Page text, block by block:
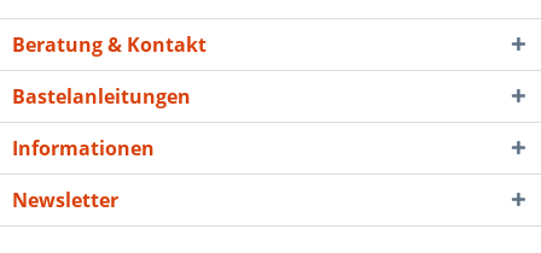
Beratung & Kontakt
Bastelanleitungen
Informationen
Newsletter